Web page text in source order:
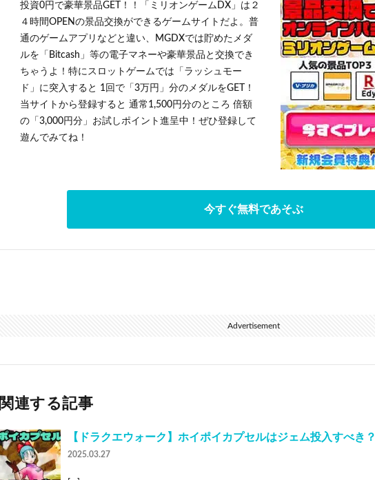
投資0円で豪華景品GET！！「ミリオンゲームDX」は２
４時間OPENの景品交換ができるゲームサイトだよ。普
通のゲームアプリなどと違い、MGDXでは貯めたメダ
ルを「Bitcash」等の電子マネーや豪華景品と交換でき
ちゃうよ！特にスロットゲームでは「ラッシュモー
ド」に突入すると 1回で「3万円」分のメダルをGET！
当サイトから登録すると 通常1,500円分のところ 倍額
の「3,000円分」お試しポイント進呈中！ぜひ登録して
遊んでみてね！
今すぐ無料であそぶ
Advertisement
関連する記事
【ドラクエウォーク】ホイポイカプセルはジェム投入すべき？
2025.03.27